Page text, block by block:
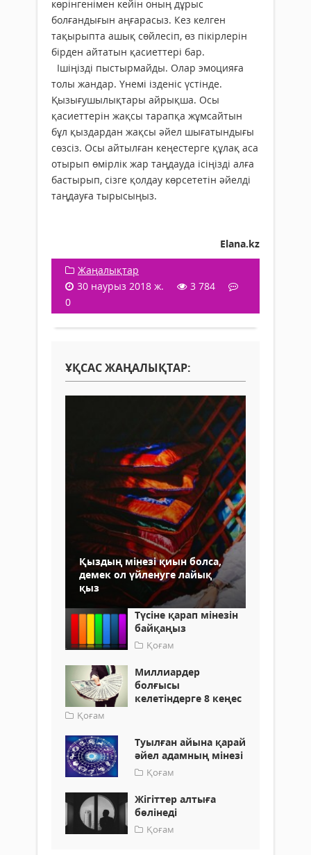
көрінгенімен кейін оның дұрыс
болғандығын аңғарасыз. Кез келген
тақырыпта ашық сөйлесіп, өз пікірлерін
бірден айтатын қасиеттері бар.
Ішіңізді пыстырмайды. Олар эмоцияға
толы жандар. Үнемі ізденіс үстінде.
Қызығушылықтары айрықша. Осы
қасиеттерін жақсы тарапқа жұмсайтын
бұл қыздардан жақсы әйел шығатындығы
сөзсіз. Осы айтылған кеңестерге құлақ аса
отырып өмірлік жар таңдауда ісіңізді алға
бастырып, сізге қолдау көрсететін әйелді
таңдауға тырысыңыз.
Еlana.kz
Жаңалықтар
30 наурыз 2018 ж.
3 784
0
ҰҚСАС ЖАҢАЛЫҚТАР:
Қыздың мінезі қиын болса,
демек ол үйленуге лайық
қыз
Түсіне қарап мінезін
байқаңыз
Қоғам
Миллиардер
болғысы
келетіндерге 8 кеңес
Қоғам
Туылған айына қарай
әйел адамның мінезі
Қоғам
Жігіттер алтыға
бөлінеді
Қоғам